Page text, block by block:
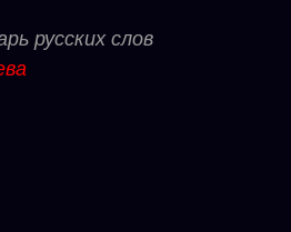
русских слов